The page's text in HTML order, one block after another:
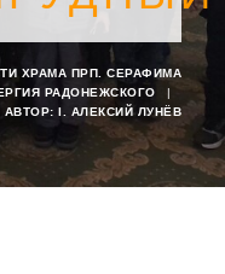
ХРАМА ПРП. СЕРАФИМА
РАДОНЕЖСКОГО
|
АВТОР: I. АЛЕКСИЙ ЛУНЁВ